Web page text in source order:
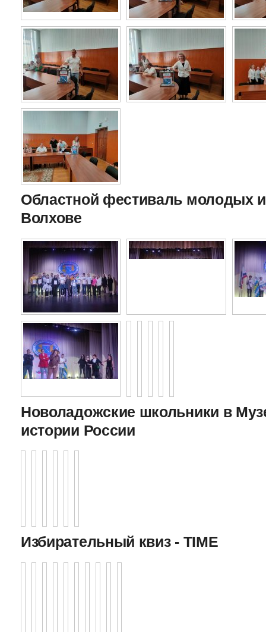
Областной фестиваль молодых
Волхове
Новоладожские школьники в
истории России
Избирательный квиз - TIME